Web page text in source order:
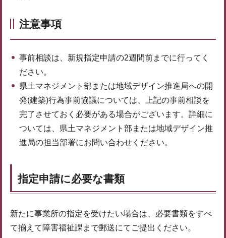
注意事項
事前相談は、新規指定申請の2週間前までに行ってく
ださい。
県土マネジメント部または地域デザイン推進局への開
発(建築)行為事前協議については、上記の事前相談を
完了させておく必要がある場合がございます。詳細に
ついては、県土マネジメント部または地域デザイン推
進局の担当部署にお問い合わせください。
指定申請に必要な書類
新たに事業所の指定を受けたい場合は、必要書類をすべ
て揃えて障害福祉課まで郵送にてご提出ください。